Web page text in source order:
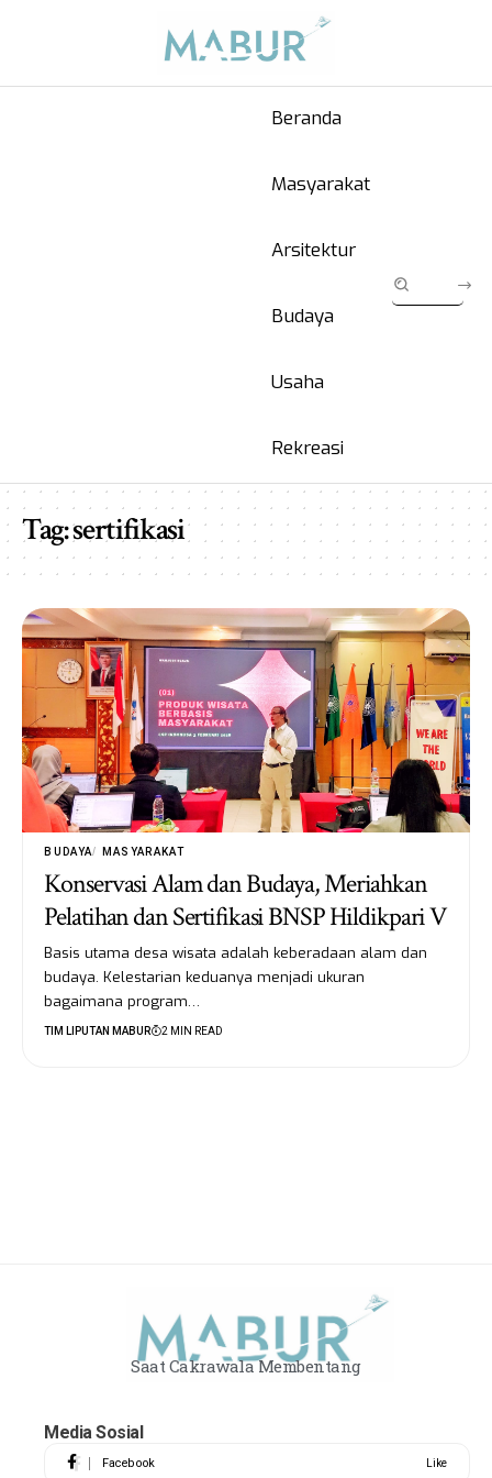
Beranda
Masyarakat
Arsitektur
Budaya
Usaha
Rekreasi
Tag:sertifikasi
BUDAYA MASYARAKAT
Konservasi Alam dan Budaya, Meriahkan
Pelatihan dan Sertifikasi BNSP Hildikpari V
Basis utama desa wisata adalah keberadaan alam dan
budaya. Kelestarian keduanya menjadi ukuran
bagaimana program…
TIM LIPUTAN MABUR 2 MIN READ
Saat Cakrawala Membentang
Media Sosial
Facebook Like